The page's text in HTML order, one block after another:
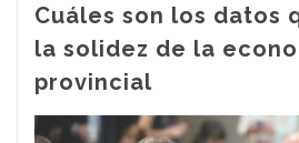
Cuáles son los datos
la solidez de la
provincial